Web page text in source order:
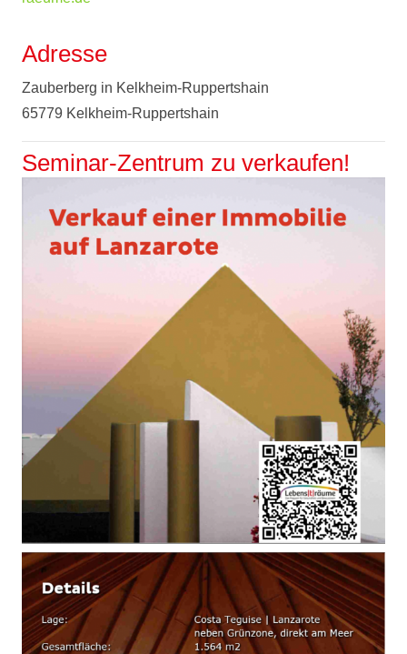
Adresse
Zauberberg in Kelkheim-Ruppertshain
65779 Kelkheim-Ruppertshain
Seminar-Zentrum zu verkaufen!